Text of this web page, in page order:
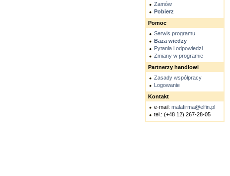
Zamów
Pobierz
Pomoc
Serwis programu
Baza wiedzy
Pytania i odpowiedzi
Zmiany w programie
Partnerzy handlowi
Zasady współpracy
Logowanie
Kontakt
e-mail: malafirma@elfin.pl
tel.: (+48 12) 267-28-05